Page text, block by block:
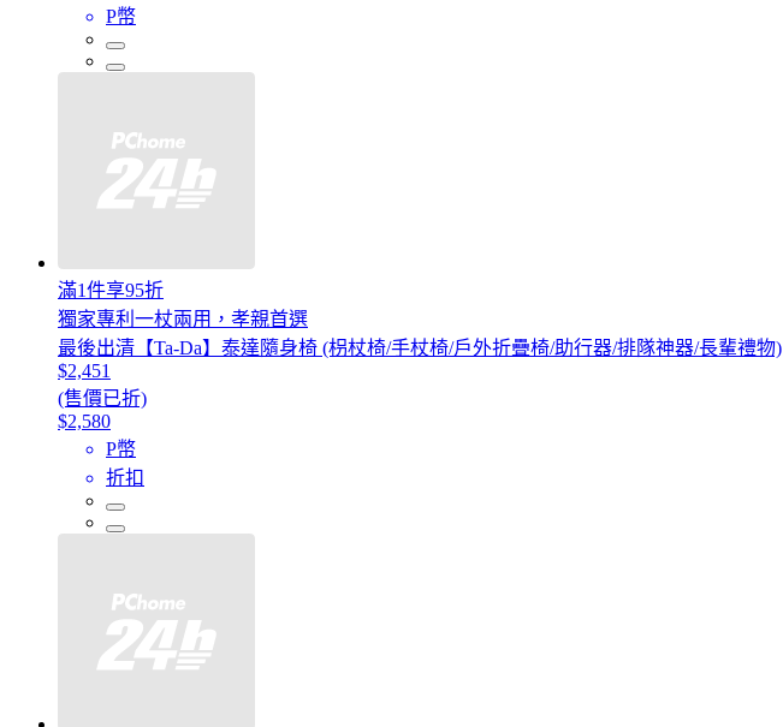
P幣
滿1件享95折
獨家專利一杖兩用，孝親首選
最後出清【Ta-Da】泰達隨身椅 (枴杖椅/手杖椅/戶外折疊椅/助行器/排隊神器/長輩禮物)
$2,451
(售價已折)
$2,580
P幣
折扣